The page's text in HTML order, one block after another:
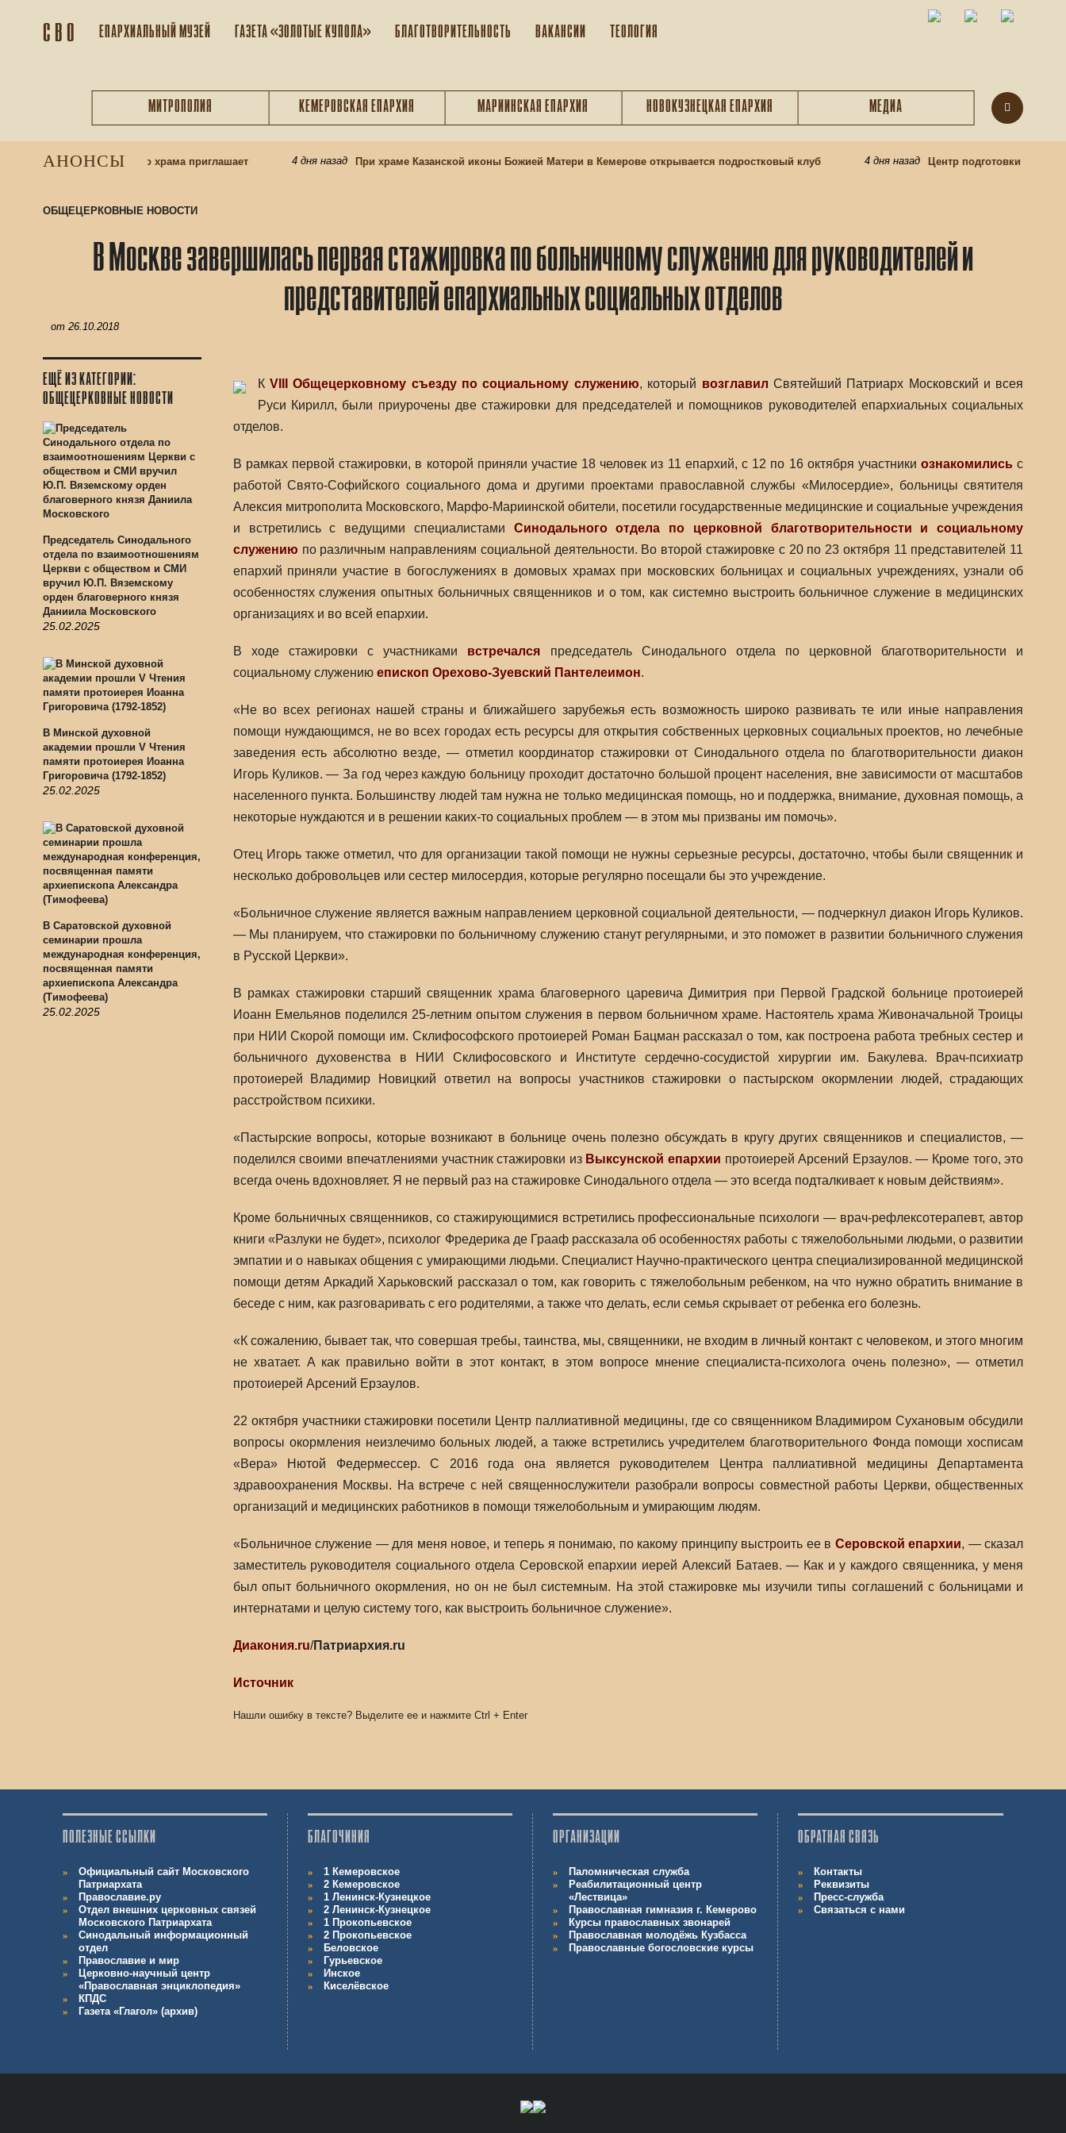
С В О ЕПАРХИАЛЬНЫЙ МУЗEЙ ГАЗЕТА «ЗОЛОТЫЕ КУПОЛА» БЛАГОТВОРИТЕЛЬНОСТЬ ВАКАНСИИ ТЕОЛОГИЯ
МИТРОПОЛИЯ КЕМЕРОВСКАЯ ЕПАРХИЯ МАРИИНСКАЯ ЕПАРХИЯ НОВОКУЗНЕЦКАЯ ЕПАРХИЯ МЕДИА
АНОНСЫ
приход Казанского храма приглашает 4 дня назад При храме Казанской иконы Божией Матери в Кемерове открывается подростковый клуб 4 дня назад Центр подготовки церковных
ОБЩЕЦЕРКОВНЫЕ НОВОСТИ
В Москве завершилась первая стажировка по больничному служению для руководителей и
представителей епархиальных социальных отделов
от 26.10.2018
ЕЩЁ ИЗ КАТЕГОРИИ:
ОБЩЕЦЕРКОВНЫЕ НОВОСТИ
Председатель Синодального
отдела по взаимоотношениям
Церкви с обществом и СМИ
вручил Ю.П. Вяземскому
орден благоверного князя
Даниила Московского
25.02.2025
В Минской духовной
академии прошли V Чтения
памяти протоиерея Иоанна
Григоровича (1792-1852)
25.02.2025
В Саратовской духовной
семинарии прошла
международная конференция,
посвященная памяти
архиепископа Александра
(Тимофеева)
25.02.2025
КVIII Общецерковному съезду по социальному служению, который возглавил Святейший Патриарх Московский и всея
Руси Кирилл, были приурочены две стажировки для председателей и помощников руководителей епархиальных социальных
отделов.
В рамках первой стажировки, в которой приняли участие 18 человек из 11 епархий, с 12 по 16 октября участникиознакомились с
работой Свято-Софийского социального дома и другими проектами православной службы «Милосердие», больницы святителя
Алексия митрополита Московского, Марфо-Мариинской обители, посетили государственные медицинские и социальные учреждения
и встретились с ведущими специалистами Синодального отдела по церковной благотворительности и социальному
служению по различным направлениям социальной деятельности. Во второй стажировке с 20 по 23 октября 11 представителей 11
епархий приняли участие в богослужениях в домовых храмах при московских больницах и социальных учреждениях, узнали об
особенностях служения опытных больничных священников и о том, как системно выстроить больничное служение в медицинских
организациях и во всей епархии.
В ходе стажировки с участниками встречался председатель Синодального отдела по церковной благотворительности и
социальному служению епископ Орехово-Зуевский Пантелеимон.
«Не во всех регионах нашей страны и ближайшего зарубежья есть возможность широко развивать те или иные направления
помощи нуждающимся, не во всех городах есть ресурсы для открытия собственных церковных социальных проектов, но лечебные
заведения есть абсолютно везде, — отметил координатор стажировки от Синодального отдела по благотворительности диакон
Игорь Куликов. — За год через каждую больницу проходит достаточно большой процент населения, вне зависимости от масштабов
населенного пункта. Большинству людей там нужна не только медицинская помощь, но и поддержка, внимание, духовная помощь, а
некоторые нуждаются и в решении каких-то социальных проблем — в этом мы призваны им помочь».
Отец Игорь также отметил, что для организации такой помощи не нужны серьезные ресурсы, достаточно, чтобы были священник и
несколько добровольцев или сестер милосердия, которые регулярно посещали бы это учреждение.
«Больничное служение является важным направлением церковной социальной деятельности, — подчеркнул диакон Игорь Куликов.
— Мы планируем, что стажировки по больничному служению станут регулярными, и это поможет в развитии больничного служения
в Русской Церкви».
В рамках стажировки старший священник храма благоверного царевича Димитрия при Первой Градской больнице протоиерей
Иоанн Емельянов поделился 25-летним опытом служения в первом больничном храме. Настоятель храма Живоначальной Троицы
при НИИ Скорой помощи им. Склифософского протоиерей Роман Бацман рассказал о том, как построена работа требных сестер и
больничного духовенства в НИИ Склифосовского и Институте сердечно-сосудистой хирургии им. Бакулева. Врач-психиатр
протоиерей Владимир Новицкий ответил на вопросы участников стажировки о пастырском окормлении людей, страдающих
расстройством психики.
«Пастырские вопросы, которые возникают в больнице очень полезно обсуждать в кругу других священников и специалистов, —
поделился своими впечатлениями участник стажировки из Выксунской епархии протоиерей Арсений Ерзаулов. — Кроме того, это
всегда очень вдохновляет. Я не первый раз на стажировке Синодального отдела — это всегда подталкивает к новым действиям».
Кроме больничных священников, со стажирующимися встретились профессиональные психологи — врач-рефлексотерапевт, автор
книги «Разлуки не будет», психолог Фредерика де Грааф рассказала об особенностях работы с тяжелобольными людьми, о развитии
эмпатии и о навыках общения с умирающими людьми. Специалист Научно-практического центра специализированной медицинской
помощи детям Аркадий Харьковский рассказал о том, как говорить с тяжелобольным ребенком, на что нужно обратить внимание в
беседе с ним, как разговаривать с его родителями, а также что делать, если семья скрывает от ребенка его болезнь.
«К сожалению, бывает так, что совершая требы, таинства, мы, священники, не входим в личный контакт с человеком, и этого многим
не хватает. А как правильно войти в этот контакт, в этом вопросе мнение специалиста-психолога очень полезно», — отметил
протоиерей Арсений Ерзаулов.
22 октября участники стажировки посетили Центр паллиативной медицины, где со священником Владимиром Сухановым обсудили
вопросы окормления неизлечимо больных людей, а также встретились учредителем благотворительного Фонда помощи хосписам
«Вера» Нютой Федермессер. С 2016 года она является руководителем Центра паллиативной медицины Департамента
здравоохранения Москвы. На встрече с ней священнослужители разобрали вопросы совместной работы Церкви, общественных
организаций и медицинских работников в помощи тяжелобольным и умирающим людям.
«Больничное служение — для меня новое, и теперь я понимаю, по какому принципу выстроить ее в Серовской епархии, — сказал
заместитель руководителя социального отдела Серовской епархии иерей Алексий Батаев. — Как и у каждого священника, у меня
был опыт больничного окормления, но он не был системным. На этой стажировке мы изучили типы соглашений с больницами и
интернатами и целую систему того, как выстроить больничное служение».
Диакония.ru/Патриархия.ru
Источник
Нашли ошибку в тексте? Выделите ее и нажмите Ctrl + Enter
ПОЛЕЗНЫЕ ССЫЛКИ
Официальный сайт Московского
Патриархата
Православие.ру
Отдел внешних церковных связей
Московского Патриархата
Синодальный информационный
отдел
Православие и мир
Церковно-научный центр
«Православная энциклопедия»
КПДС
Газета «Глагол» (архив)
БЛАГОЧИНИЯ
1 Кемеровское
2 Кемеровское
1 Ленинск-Кузнецкое
2 Ленинск-Кузнецкое
1 Прокопьевское
2 Прокопьевское
Беловское
Гурьевское
Инское
Киселёвское
ОРГАНИЗАЦИИ
Паломническая служба
Реабилитационный центр
«Лествица»
Православная гимназия г. Кемерово
Курсы православных звонарей
Православная молодёжь Кузбасса
Православные богословские курсы
ОБРАТНАЯ СВЯЗЬ
Контакты
Реквизиты
Пресс-служба
Связаться с нами